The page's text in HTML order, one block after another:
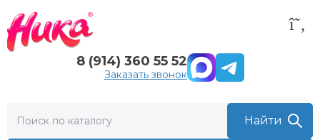
8 (914) 360 55 52
Заказать звонок